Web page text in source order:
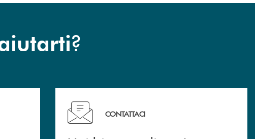
?
. Hai bisogno di assistenza immediata? Contattaci !
CONTATTACI